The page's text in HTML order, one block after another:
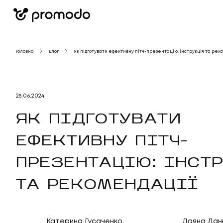
Головна Блог Як підготувати ефективну пітч-презентацію: інструкція та
25. 06. 2024
ЯК ПІДГОТУВАТИ
ЕФЕКТИВНУ ПІТЧ-
ПРЕЗЕНТАЦІЮ:
ТА РЕКОМЕНДАЦІЇ
Катерина Гусаченко Даяна